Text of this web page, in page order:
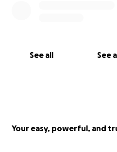
See all See
Your easy, powerful, and